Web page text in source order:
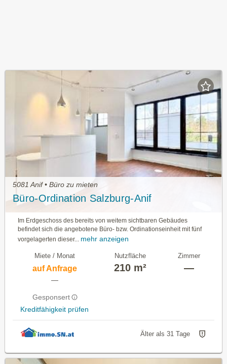
5081 Anif • Büro zu mieten
Büro-Ordination Salzburg-Anif
Im Erdgeschoss des bereits von weitem sichtbaren Ge­bäudes
befindet sich die angebotene Büro- bzw. Ordi­nationseinheit mit fünf
vorgelagerten dieser...
mehr anzeigen
Miete / Monat
auf Anfrage
—
Gesponsert
Kreditfähigkeit prüfen
Nutzfläche
210 m²
Zimmer
—
Älter als 31 Tage